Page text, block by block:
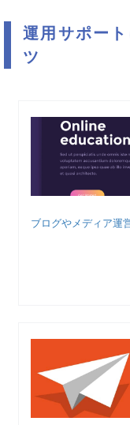
運用サポー
ツ
ブログやメディア運